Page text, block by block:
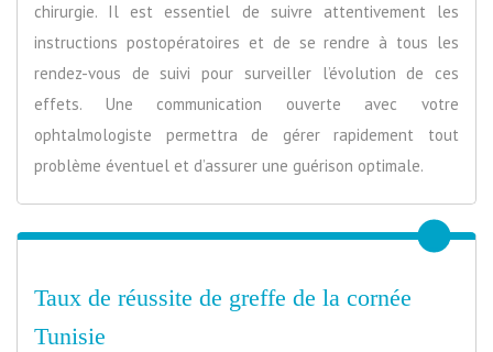
chirurgie. Il est essentiel de suivre attentivement les
instructions postopératoires et de se rendre à tous les
rendez-vous de suivi pour surveiller l’évolution de ces
effets. Une communication ouverte avec votre
ophtalmologiste permettra de gérer rapidement tout
problème éventuel et d’assurer une guérison optimale.
Taux de réussite de greffe de la cornée
Tunisie